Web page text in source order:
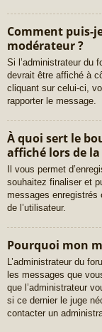
Comment puis-
modérateur ?
Si l’administrateur du
devrait être affiché à
cliquant sur celui-ci,
rapporter le message.
À quoi sert le
affiché lors de
Il vous permet
souhaitez finaliser et
messages enregistrés
de l’utilisateur.
Pourquoi mon
L’administrateur du
les messages que
que l’administrateur
si ce dernier le juge
contacter un